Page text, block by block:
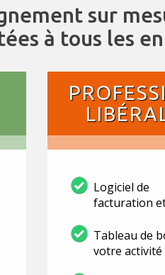
sur
à tous les
Logiciel de
facturation
Tableau de
votre activité